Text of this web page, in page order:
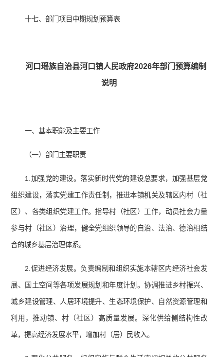
十七、部门项目中期规划预算表
河口瑶族自治县河口镇人民政府2026年部门预算编制
说明
一、基本职能及主要工作
（一）部门主要职责
1.加强党的建设。落实新时代党的建设总要求，加强基层党
组织建设，落实党建工作责任制，推进本镇机关及辖区内村（社
区）、各类组织党建工作。指导村（社区）工作，动员社会力量
参与村（社区）治理，健全党组织领导的自治、法治、德治相结
合的城乡基层治理体系。
2.促进经济发展。负责编制和组织实施本辖区内经济社会发
展、国土空间等各项发展规划和年度计划。协调推进乡村振兴、
城乡建设管理、人居环境提升、生态环境保护、自然资源管理和
利用，推动镇、村（社区）高质量发展。深化供给侧结构性改
革，提高经济发展水平，增加村（居）民收入。